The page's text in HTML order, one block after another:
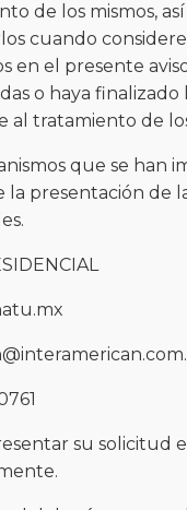
de los mismos,
cuando
en el presente
o haya
al tratamiento de
que se han
la presentación de
su solicitud